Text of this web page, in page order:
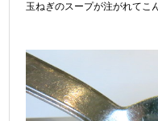
玉ねぎのスープが注がれてこ